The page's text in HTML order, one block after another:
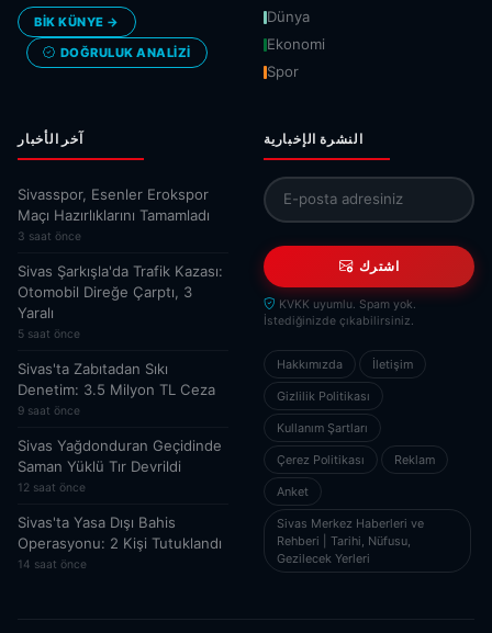
BİK KÜNYE →
DOĞRULUK ANALIZI
Dünya
Ekonomi
Spor
آخر الأخبار
Sivasspor, Esenler Erokspor
Maçı Hazırlıklarını Tamamladı
3 saat önce
Sivas Şarkışla'da Trafik Kazası:
Otomobil Direğe Çarptı, 3
Yaralı
5 saat önce
Sivas'ta Zabıtadan Sıkı
Denetim: 3.5 Milyon TL Ceza
9 saat önce
Sivas Yağdonduran Geçidinde
Saman Yüklü Tır Devrildi
12 saat önce
Sivas'ta Yasa Dışı Bahis
Operasyonu: 2 Kişi Tutuklandı
14 saat önce
النشرة الإخبارية
اشترك
KVKK uyumlu. Spam yok.
İstediğinizde çıkabilirsiniz.
Hakkımızda İletişim
Gizlilik Politikası
Kullanım Şartları
Çerez Politikası Reklam
Anket
Sivas Merkez Haberleri ve
Rehberi | Tarihi, Nüfusu,
Gezilecek Yerleri